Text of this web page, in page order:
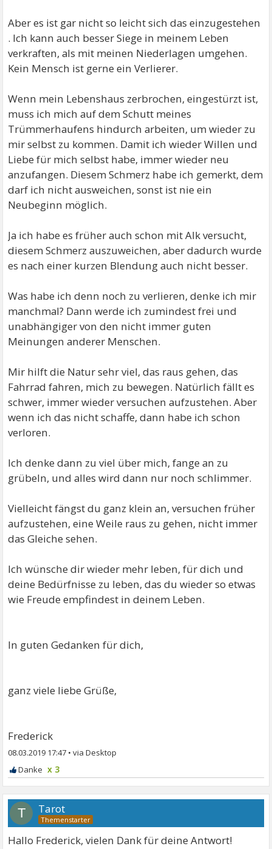
Aber es ist gar nicht so leicht sich das einzugestehen
. Ich kann auch besser Siege in meinem Leben
verkraften, als mit meinen Niederlagen umgehen.
Kein Mensch ist gerne ein Verlierer.
Wenn mein Lebenshaus zerbrochen, eingestürzt ist,
muss ich mich auf dem Schutt meines
Trümmerhaufens hindurch arbeiten, um wieder zu
mir selbst zu kommen. Damit ich wieder Willen und
Liebe für mich selbst habe, immer wieder neu
anzufangen. Diesem Schmerz habe ich gemerkt, dem
darf ich nicht ausweichen, sonst ist nie ein
Neubeginn möglich.
Ja ich habe es früher auch schon mit Alk versucht,
diesem Schmerz auszuweichen, aber dadurch wurde
es nach einer kurzen Blendung auch nicht besser.
Was habe ich denn noch zu verlieren, denke ich mir
manchmal? Dann werde ich zumindest frei und
unabhängiger von den nicht immer guten
Meinungen anderer Menschen.
Mir hilft die Natur sehr viel, das raus gehen, das
Fahrrad fahren, mich zu bewegen. Natürlich fällt es
schwer, immer wieder versuchen aufzustehen. Aber
wenn ich das nicht schaffe, dann habe ich schon
verloren.
Ich denke dann zu viel über mich, fange an zu
grübeln, und alles wird dann nur noch schlimmer.
Vielleicht fängst du ganz klein an, versuchen früher
aufzustehen, eine Weile raus zu gehen, nicht immer
das Gleiche sehen.
Ich wünsche dir wieder mehr leben, für dich und
deine Bedürfnisse zu leben, das du wieder so etwas
wie Freude empfindest in deinem Leben.
In guten Gedanken für dich,
ganz viele liebe Grüße,
Frederick
08.03.2019 17:47 •
x 3
T Tarot
Hallo Frederick, vielen Dank für deine Antwort!